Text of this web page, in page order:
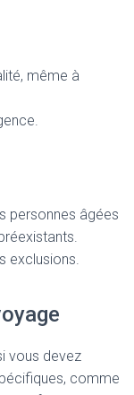
même à
personnes âgées
exclusions.
vous devez
comme